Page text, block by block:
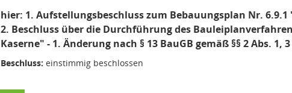
hier: 1. Aufstellungsbeschluss zum Bebauungsplan Nr.
2. Beschluss über die Durchführung des
Kaserne" - 1. Änderung nach § 13 BauGB gemäß §§ 2 Abs. 1,
Beschluss: einstimmig beschlossen